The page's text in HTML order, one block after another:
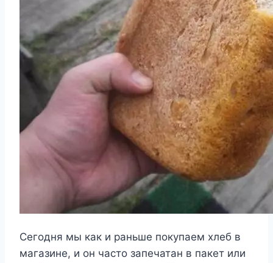
Сегодня мы как и раньше покупаем хлеб в
магазине, и он часто запечатан в пакет или